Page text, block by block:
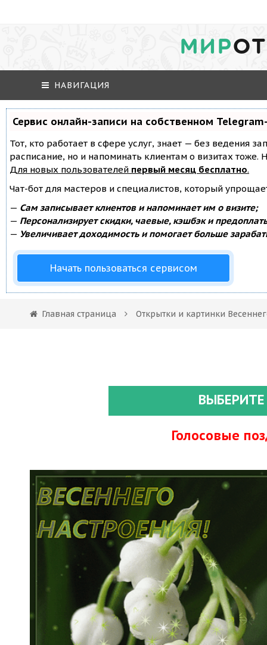
МИР
НАВИГАЦИЯ
Сервис онлайн-записи на собственном
Тот, кто работает в сфере услуг, знает — без ведения
расписание, но и напоминать клиентам о визитах
Для новых пользователей первый месяц бесплатно.
Чат-бот для мастеров и специалистов, который
— Сам записывает клиентов и напоминает им о визите;
— Персонализирует скидки, чаевые, кэшбэк и
— Увеличивает доходимость и помогает больше
Начать пользоваться сервисом
Главная страница Открытки и картинки
Голосовые